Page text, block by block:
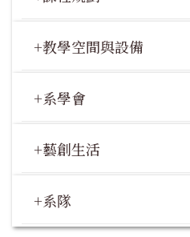
+教學空間與設備
+系學會
+藝創生活
+系隊